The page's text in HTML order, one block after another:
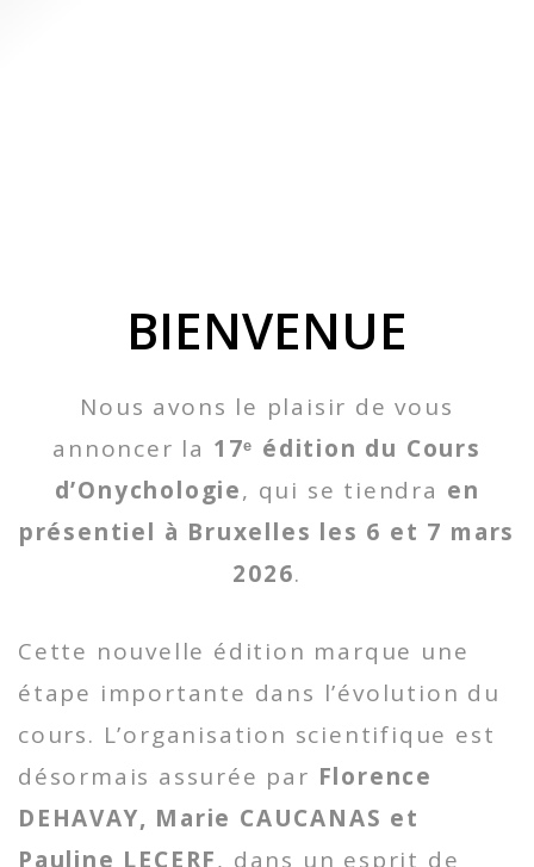
BIENVENUE
Nous avons le plaisir de vous
annoncer la 17ᵉ édition du Cours
d’Onychologie, qui se tiendra en
présentiel à Bruxelles les 6 et 7 mars
2026.
Cette nouvelle édition marque une
étape importante dans l’évolution du
cours. L’organisation scientifique est
désormais assurée par Florence
DEHAVAY, Marie CAUCANAS et
Pauline LECERF, dans un esprit de